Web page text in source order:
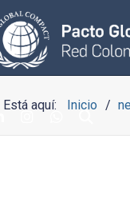
Está aquí: Inicio